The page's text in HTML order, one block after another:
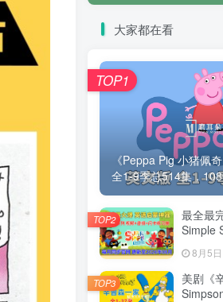
大家都在看
《Peppa Pig 小猪佩
全1-9季总514集，
TOP1
最全最
Simple
画视频
视频，
文字幕
8月5
TOP2
美剧《
TOP3